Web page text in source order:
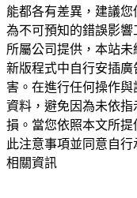
能都各有差異，建議
為不可預知的錯誤影
所屬公司提供，本站
新版程式中自行安插
害。在進行任何操作
資料，避免因為未依
損。當您依照本文所
此注意事項並同意自行
相關資訊